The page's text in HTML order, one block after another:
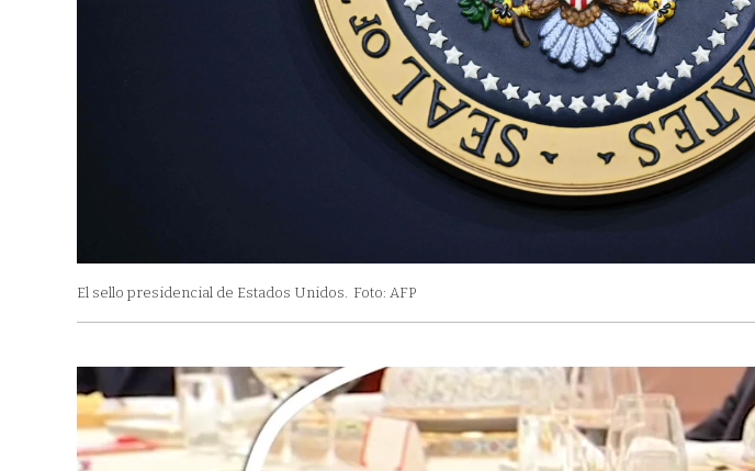
El sello presidencial de Estados Unidos. Foto: AFP